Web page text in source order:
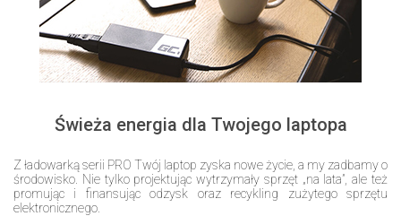
Świeża energia dla Twojego laptopa
Z ładowarką serii PRO Twój laptop zyska nowe życie, a my zadbamy o
środowisko. Nie tylko projektując wytrzymały sprzęt „na lata”, ale też
promując i finansując odzysk oraz recykling zużytego sprzętu
elektronicznego.